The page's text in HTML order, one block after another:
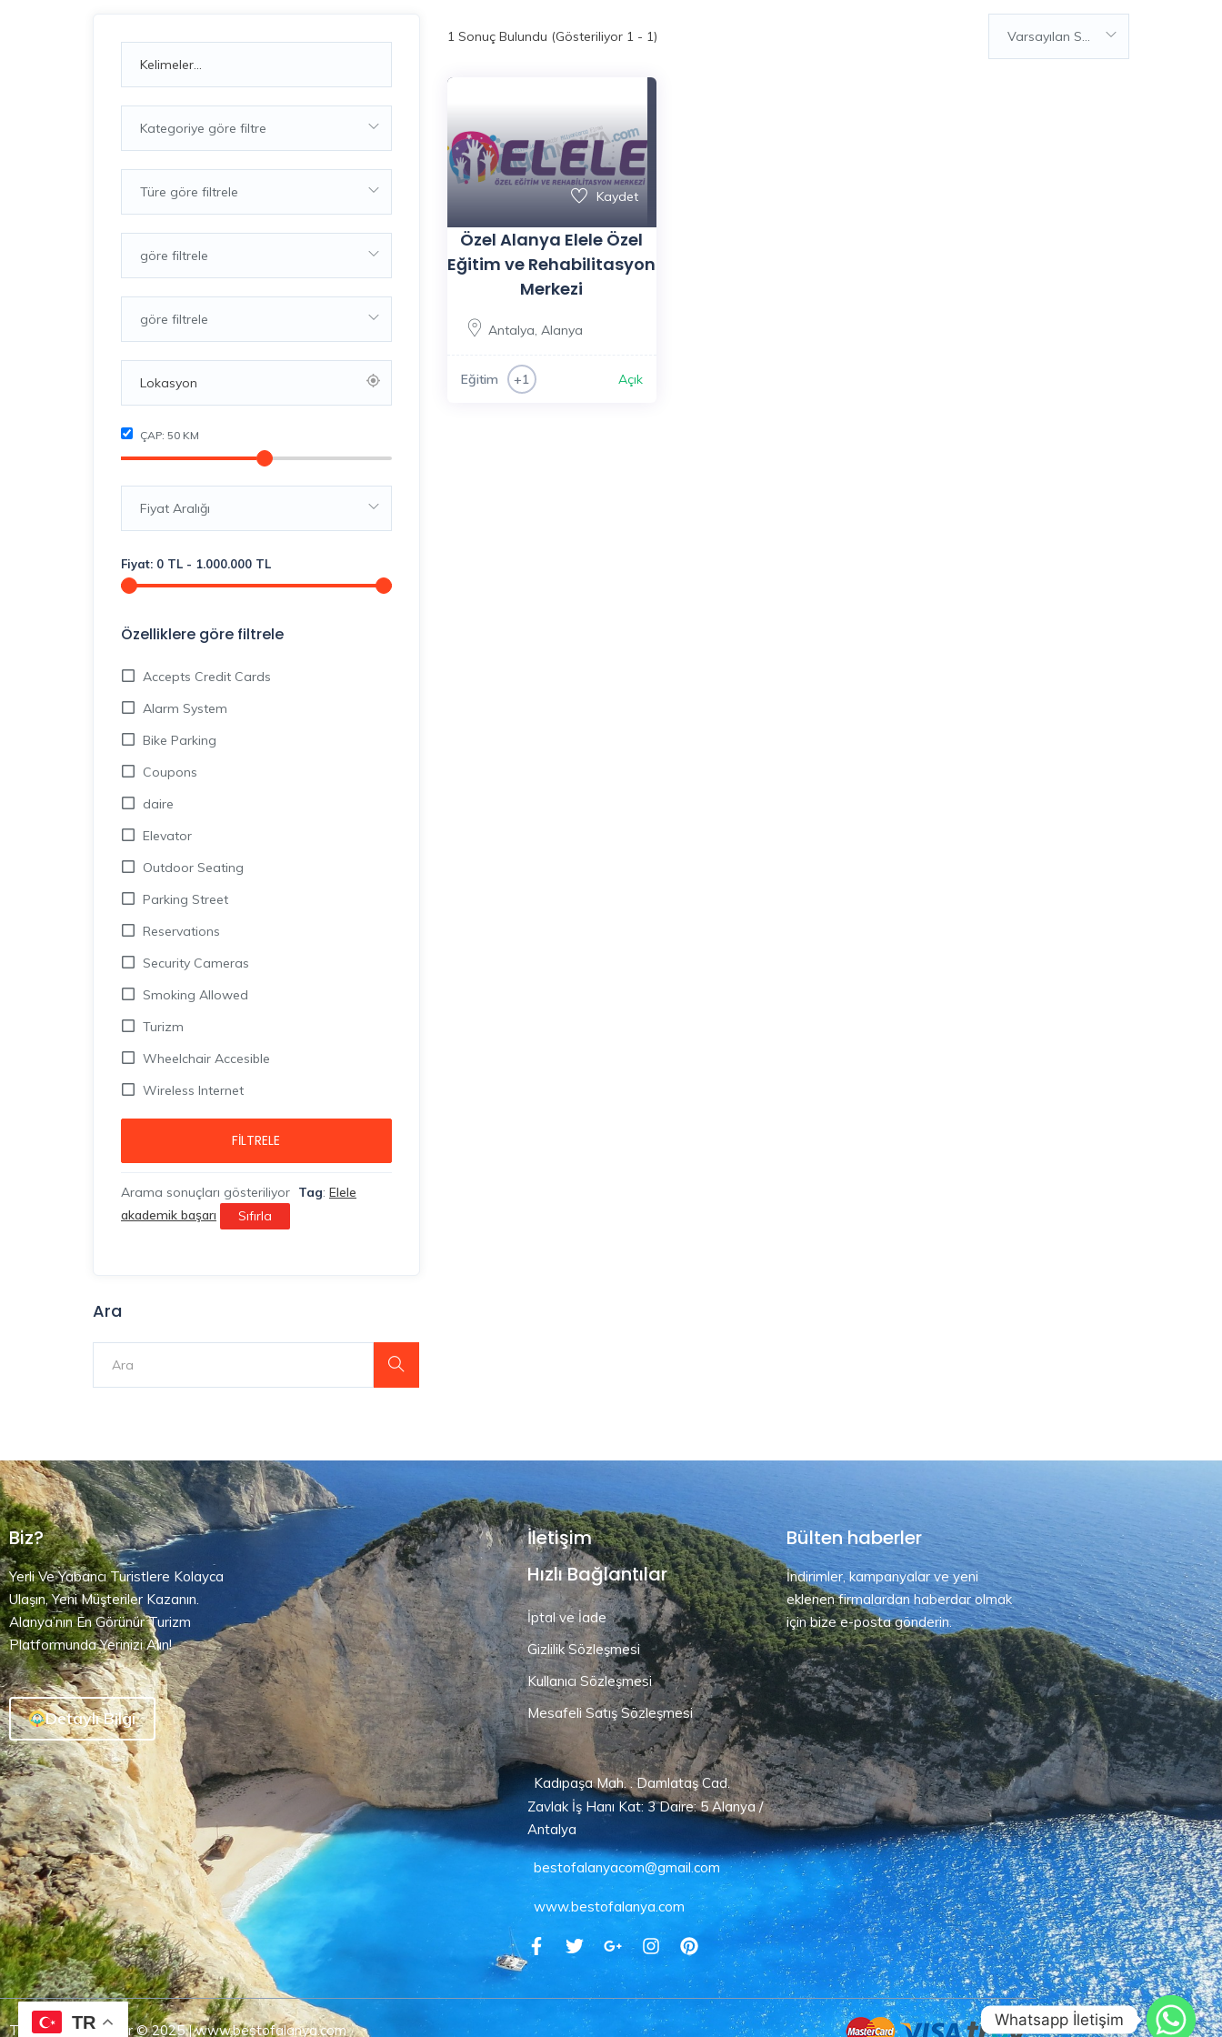
Kategoriye göre filtre
Türe göre filtrele
göre filtrele
göre filtrele
ÇAP: 50 KM
Fiyat Aralığı
Fiyat: 0 TL - 1.000.000 TL
Özelliklere göre filtrele
Accepts Credit Cards
Alarm System
Bike Parking
Coupons
daire
Elevator
Outdoor Seating
Parking Street
Reservations
Security Cameras
Smoking Allowed
Turizm
Wheelchair Accesible
Wireless Internet
FILTRELE
Arama sonuçları gösteriliyor Tag: Elele
akademik başarı
Sıfırla
Ara
1 Sonuç Bulundu (Gösteriliyor 1 - 1) Varsayılan Sıralama
Kaydet
Özel Alanya Elele Özel
Eğitim ve Rehabilitasyon
Merkezi
Antalya, Alanya
Eğitim +1 Açık
Biz?
Yerli Ve Yabancı Turistlere Kolayca
Ulaşın, Yeni Müşteriler Kazanın.
Alanya’nın En Görünür Turizm
Platformunda Yerinizi Alın!
Detaylı Bilgi
İletişim
Hızlı Bağlantılar
İptal ve İade
Gizlilik Sözleşmesi
Kullanıcı Sözleşmesi
Mesafeli Satış Sözleşmesi
Kadıpaşa Mah. . Damlataş Cad.
Zavlak İş Hanı Kat: 3 Daire: 5 Alanya /
Antalya
bestofalanyacom@gmail.com
www.bestofalanya.com
Bülten haberler
İndirimler, kampanyalar ve yeni
eklenen firmalardan haberdar olmak
için bize e-posta gönderin.
Tüm Hakları Saklıdır © 2025 | www.bestofalanya.com
TR Whatsapp İletişim